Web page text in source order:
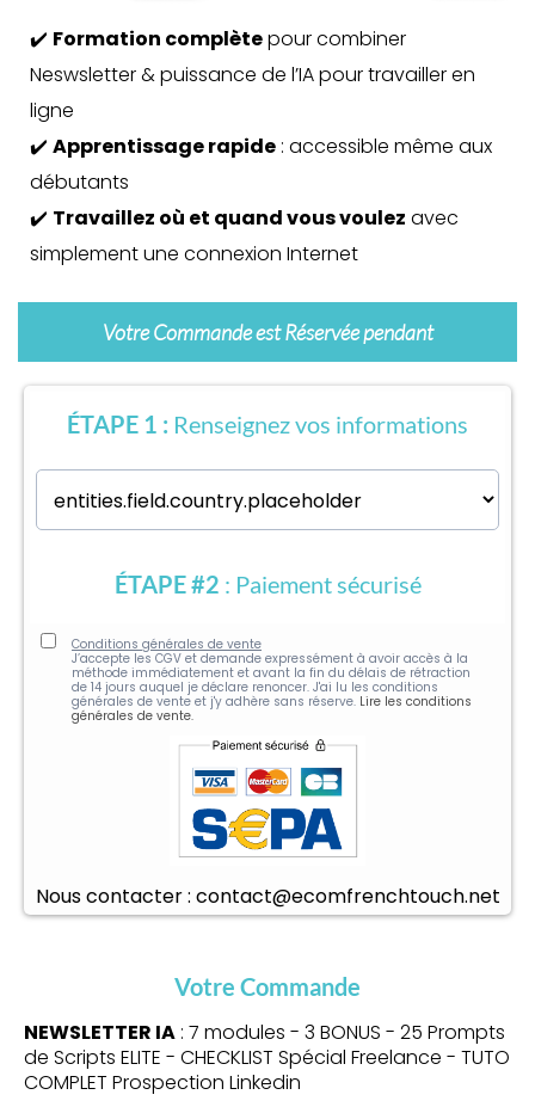
✔️ Formation complètepour combiner
Neswsletter & puissance de l’IA pour travailler en
ligne
✔️ Apprentissage rapide : accessible même aux
débutants
✔️ Travaillez où et quand vous voulez avec
simplement une connexion Internet
Votre Commande est Réservée pendant
ÉTAPE 1 : Renseignez vos informations
ÉTAPE #2 : Paiement sécurisé
Conditions générales de vente
J’accepte les CGV et demande expressément à avoir accès à la
méthode immédiatement et avant la fin du délais de rétraction
de 14 jours auquel je déclare renoncer. J'ai lu les conditions
générales de vente et j'y adhère sans réserve. Lire les conditions
générales de vente.
Nous contacter : contact@ecomfrenchtouch.net
Votre Commande
NEWSLETTER IA : 7 modules - 3 BONUS - 25 Prompts
de Scripts ELITE - CHECKLIST Spécial Freelance - TUTO
COMPLET Prospection Linkedin